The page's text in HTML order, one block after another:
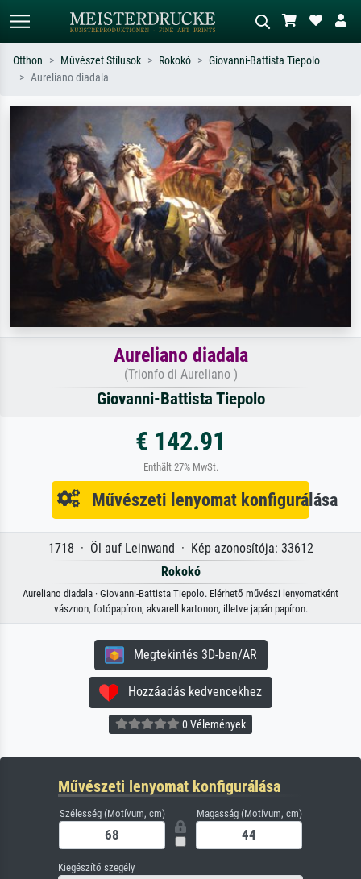
Keressen művész, műcím vagy stílus
szerint – pl. Monet, Csillagos éj,
impresszionizmus, Hokusai-hullám,
akt.
Írja le a jelenetet – pl. zöld rét, sok
piros absztrakt, sötét olajkép, álló akt
egy fa mellett.
Otthon Művészet Stílusok Rokokó
Giovanni-Battista Tiepolo
Aureliano diadala
Aureliano diadala
(Trionfo di Aureliano )
Giovanni-Battista Tiepolo
€ 142.91
Enthält 27% MwSt.
Művészeti lenyomat konfigurálása
1718 · Öl auf Leinwand · Kép azonosítója: 33612
Rokokó
Aureliano diadala · Giovanni-Battista Tiepolo. Elérhető művészi lenyomatként
vásznon, fotópapíron, akvarell kartonon, illetve japán papíron.
Megtekintés 3D-ben/AR
Hozzáadás kedvencekhez
0 Vélemények
Művészeti lenyomat konfigurálása
Szélesség (Motívum, cm) Magasság (Motívum, cm)
Kiegészítő szegély